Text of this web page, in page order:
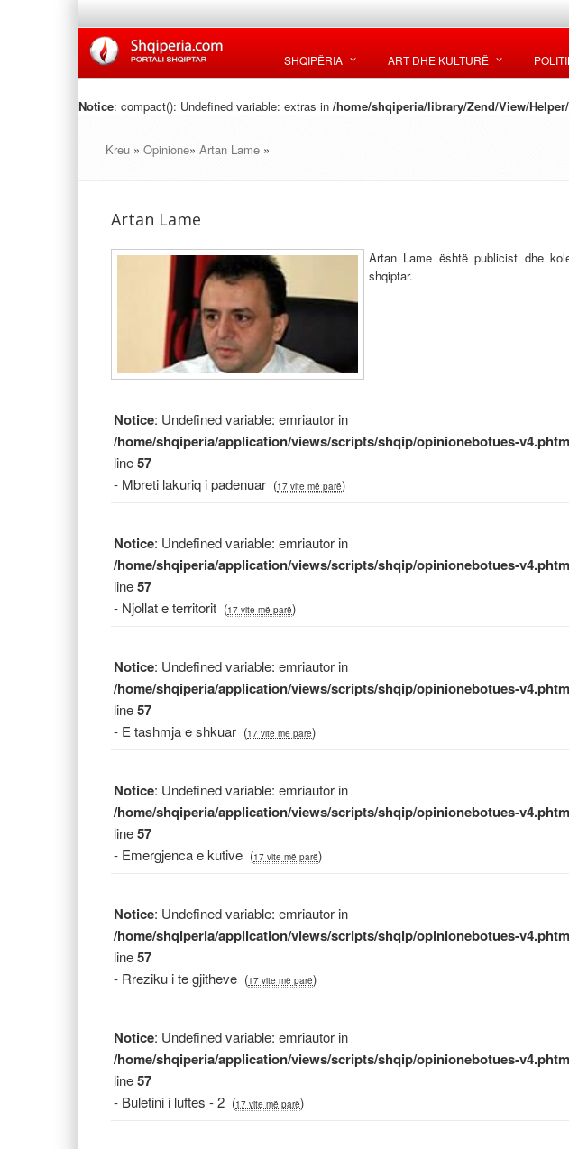
SHQIPËRIA ART DHE KULTURË
Notice: compact(): Undefined variable: extras in /home/shqiperia/library/Zend/View/
Kreu » Opinione» Artan Lame »
Artan Lame
Artan Lame është publicist dhe
shqiptar.
Notice: Undefined variable: emriautor in
/home/shqiperia/application/views/scripts/shqip/opinionebotues-
line57
- Mbreti lakuriq i padenuar (17 vite më parë)
Notice: Undefined variable: emriautor in
/home/shqiperia/application/views/scripts/shqip/opinionebotues-
line57
- Njollat e territorit (17 vite më parë)
Notice: Undefined variable: emriautor in
/home/shqiperia/application/views/scripts/shqip/opinionebotues-
line57
- E tashmja e shkuar (17 vite më parë)
Notice: Undefined variable: emriautor in
/home/shqiperia/application/views/scripts/shqip/opinionebotues-
line57
- Emergjenca e kutive (17 vite më parë)
Notice: Undefined variable: emriautor in
/home/shqiperia/application/views/scripts/shqip/opinionebotues-
line57
- Rreziku i te gjitheve (17 vite më parë)
Notice: Undefined variable: emriautor in
/home/shqiperia/application/views/scripts/shqip/opinionebotues-
line57
- Buletini i luftes - 2 (17 vite më parë)